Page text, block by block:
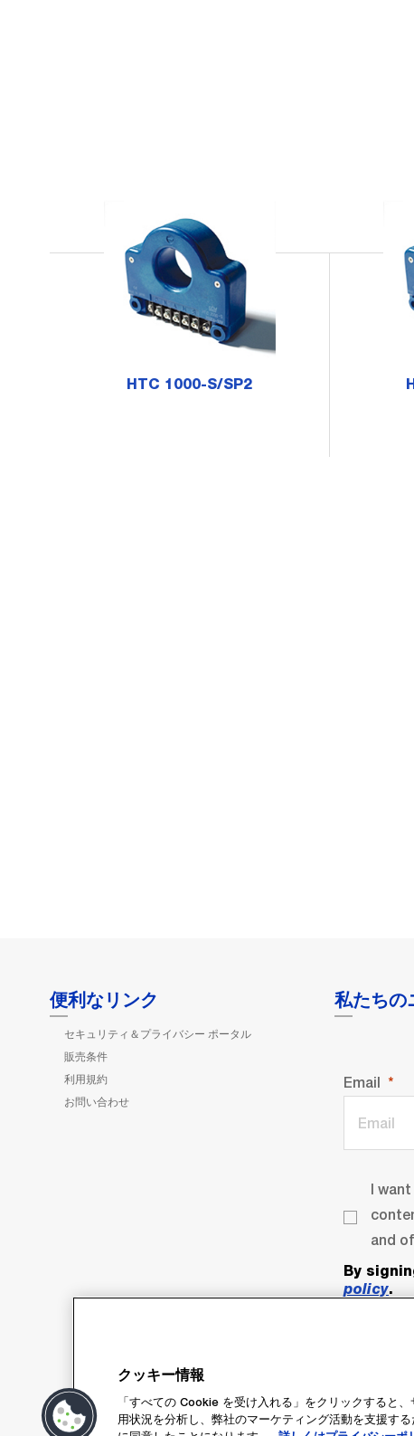
HTC 1000-S/SP2
便利なリンク
セキュリティ＆プライバシー ポータル
販売条件
利用規約
お問い合わせ
私たちの
Email
I
and
By
policy.
クッキー情報
「すべての Cookie を受け入れる」をクリックすると
用状況を分析し、弊社のマーケティング活動を支援す